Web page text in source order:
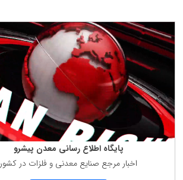
پایگاه اطلاع رسانی معدن پیشرو
اخبار مرجع صنایع معدنی و فلزات در كشور